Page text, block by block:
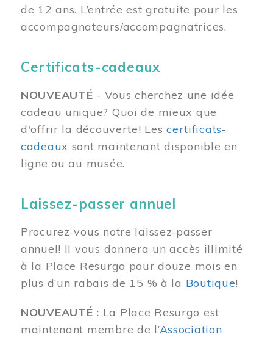
de 12 ans. L’entrée est gratuite pour les
accompagnateurs/accompagnatrices.
Certificats-cadeaux
NOUVEAUTÉ - Vous cherchez une idée
cadeau unique? Quoi de mieux que
d'offrir la découverte! Lescertificats-
cadeaux sont maintenant disponible en
ligne ou au musée.
Laissez-passer annuel
Procurez-vous notre laissez-passer
annuel! Il vous donnera un accès illimité
à la Place Resurgo pour douze mois en
plus d’un rabais de 15 % à la Boutique!
NOUVEAUTÉ : La Place Resurgo est
maintenant membre de l’Association